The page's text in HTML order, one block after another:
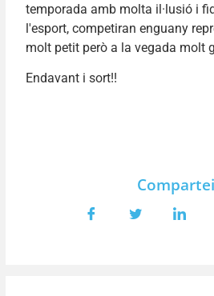
temporada amb molta il·lusió i
l'esport, competiran enguany
molt petit però a la vegada molt
Endavant i sort!!